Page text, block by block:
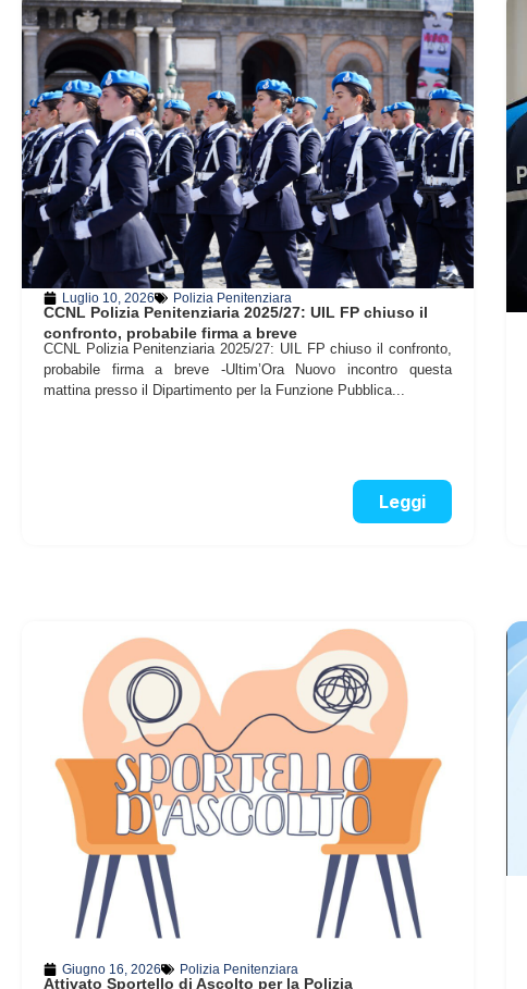
Luglio 10, 2026 Polizia Penitenziara
CCNL Polizia Penitenziaria 2025/27: UIL FP chiuso il
confronto, probabile firma a breve
CCNL Polizia Penitenziaria 2025/27: UIL FP chiuso il confronto,
probabile firma a breve -Ultim’Ora Nuovo incontro questa
mattina presso il Dipartimento per la Funzione Pubblica...
Leggi
Giugno 16, 2026 Polizia Penitenziara
Attivato Sportello di Ascolto per la Polizia